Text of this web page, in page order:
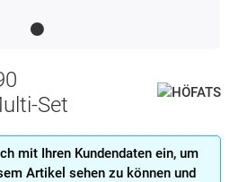
Set
mit Ihren Kundendaten ein, um
Artikel sehen zu können und